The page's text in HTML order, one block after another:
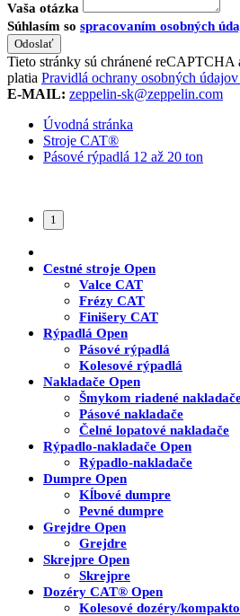
Vaša otázka
Súhlasím so spracovaním osobných
Tieto stránky sú chránené reCAPTCHA
platia Pravidlá ochrany osobných údajov
E-MAIL: zeppelin-sk@zeppelin.com
Úvodná stránka
Stroje CAT®
Pásové rýpadlá 12 až 20 ton
1
Cestné stroje Open
Valce CAT
Frézy CAT
Finišery CAT
Rýpadlá Open
Pásové rýpadlá
Kolesové rýpadlá
Nakladače Open
Šmykom riadené
Pásové nakladače
Čelné lopatové nakladače
Rýpadlo-nakladače Open
Rýpadlo-nakladače
Dumpre Open
Kĺbové dumpre
Pevné dumpre
Grejdre Open
Grejdre
Skrejpre Open
Skrejpre
Dozéry CAT® Open
Kolesové dozéry/